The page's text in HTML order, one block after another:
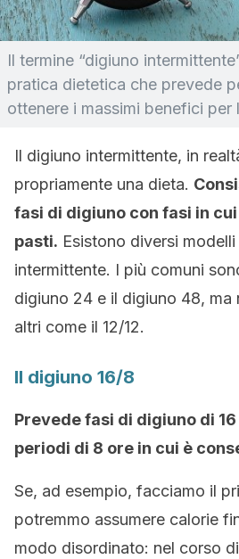
Il termine “digiuno
pratica dietetica che prevede
ottenere i massimi benefici per
Il digiuno intermittente, in
propriamente una dieta.
fasi di digiuno con fasi in
pasti. Esistono diversi
intermittente. I più comuni
digiuno 24 e il digiuno 48, ma
altri come il 12/12.
Il digiuno 16/8
Prevede fasi di digiuno di
periodi di 8 ore in cui è
Se, ad esempio, facciamo il
potremmo assumere calorie
modo disordinato: nel corso